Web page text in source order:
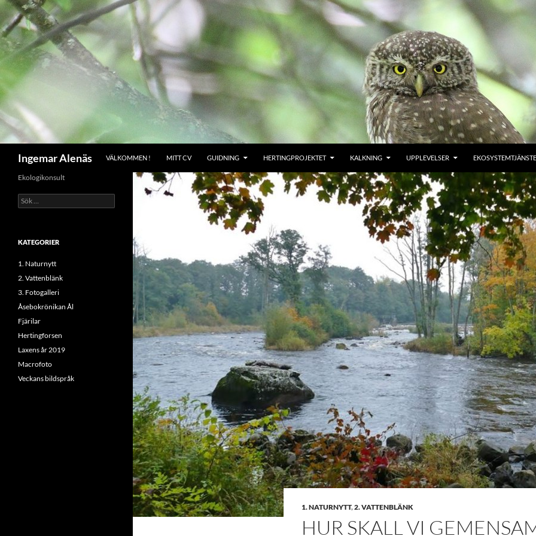
Hoppa
till
innehåll
Ingemar Alenäs VÄLKOMMEN ! MITT CV GUIDNING HERTINGPROJEKTET KALKNING UPPLEVELSER
1. NATURNYTT,2. VATTENBLÄNK
HUR SKALL VI
Ekologikonsult
Sök
efter:
KATEGORIER
1. Naturnytt
2. Vattenblänk
3. Fotogalleri
Åsebokrönikan Ål
Fjärilar
Hertingforsen
Laxens år 2019
Macrofoto
Veckans bildspråk